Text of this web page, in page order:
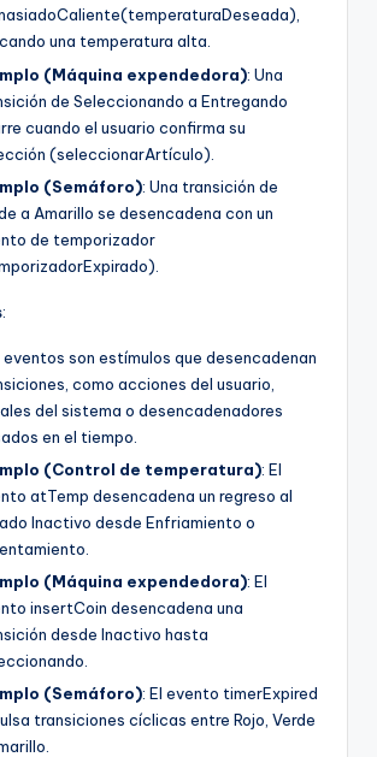
una temperatura alta.
(Máquina expendedora): Una
de Seleccionando a Entregando
cuando el usuario confirma su
(seleccionarArtículo).
(Semáforo): Una transición de
a Amarillo se desencadena con un
de temporizador
:
eventos son estímulos que desencadenan
como acciones del usuario,
del sistema o desencadenadores
en el tiempo.
(Control de temperatura): El
atTemp desencadena un regreso al
Inactivo desde Enfriamiento o
(Máquina expendedora): El
insertCoin desencadena una
desde Inactivo hasta
(Semáforo): El evento timerExpired
transiciones cíclicas entre Rojo, Verde